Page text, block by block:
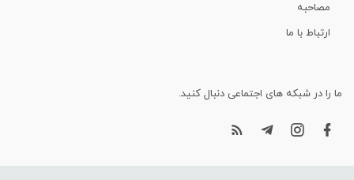
مصاحبه
ارتباط با ما
ما را در شبکه های اجتماعی دنبال کنید.